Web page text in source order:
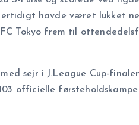
havde været lukket
Tokyo frem til
sejr i J.League Cup-
officielle